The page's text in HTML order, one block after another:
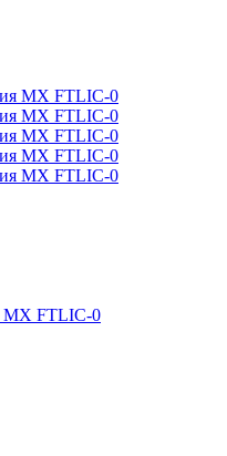
MX FTLIC-0